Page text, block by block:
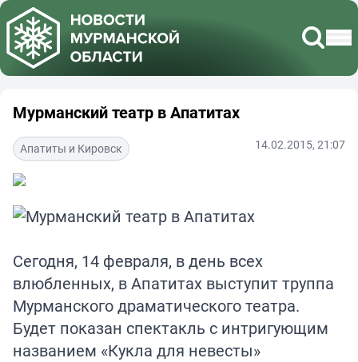
Мурманский театр в Апатитах
Апатиты и Кировск 14.02.2015, 21:07
Сегодня, 14 февраля, в день всех
влюбленных, в Апатитах выступит труппа
Мурманского драматического театра.
Будет показан спектакль с интригующим
названием «Кукла для невесты»